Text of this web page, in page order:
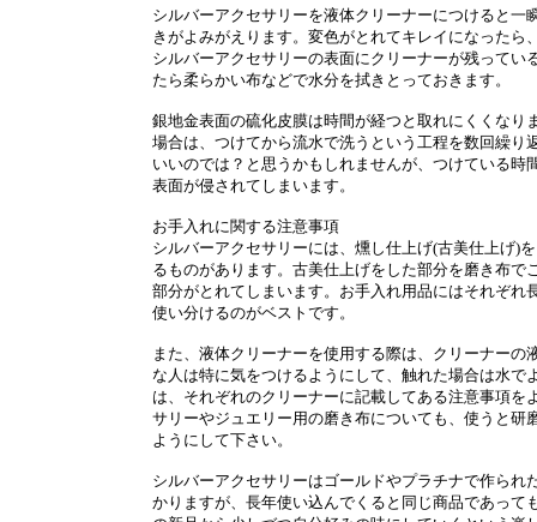
シルバーアクセサリーを液体クリーナーにつけると
きがよみがえります。変色がとれてキレイになった
シルバーアクセサリーの表面にクリーナーが残って
たら柔らかい布などで水分を拭きとっておきます。
銀地金表面の硫化皮膜は時間が経つと取れにくくな
場合は、つけてから流水で洗うという工程を数回繰
いいのでは？と思うかもしれませんが、つけている
表面が侵されてしまいます。
お手入れに関する注意事項
シルバーアクセサリーには、燻し仕上げ(古美仕上げ)
るものがあります。古美仕上げをした部分を磨き布
部分がとれてしまいます。お手入れ用品にはそれぞ
使い分けるのがベストです。
また、液体クリーナーを使用する際は、クリーナー
な人は特に気をつけるようにして、触れた場合は水
は、それぞれのクリーナーに記載してある注意事項
サリーやジュエリー用の磨き布についても、使うと
ようにして下さい。
シルバーアクセサリーはゴールドやプラチナで作ら
かりますが、長年使い込んでくると同じ商品であっ